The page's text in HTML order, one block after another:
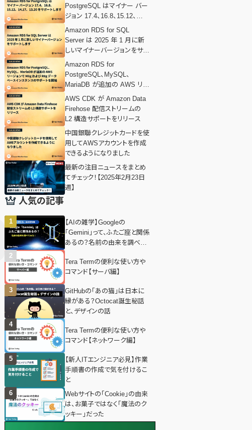
PostgreSQL はマイナー バー
ジョン 17.4、16.8、15.12、
14.17、13.20 をサポートしま
す
Amazon RDS for SQL
Server は 2025 年 1 月に新
しいマイナーバージョンをサポ
ートします
Amazon RDS for
PostgreSQL、MySQL、
MariaDB が追加の AWS リー
ジョンで M8g および R8g デ
ータベースインスタンスのサ
ポートを開始
AWS CDK が Amazon Data
Firehose 配信ストリームの
L2 構造サポートをリリース
中国銀聯クレジットカードを使
用してAWSアカウントを作成
できるようになりました
最新の注目ニュースをまとめ
てチェック！【2025年2月23日
週】
人気の記事
【AIの雑学】Googleの
「Gemini」って、ふたご座と関係
あるの？名前の由来を調べて
Tera Termの便利な使い方や
コマンド【サーバ編】
GitHubの「あの猫」は日本に
縁がある？Octocat誕生秘話
と、デザインの話
Tera Termの便利な使い方や
コマンド【ネットワーク編】
【新人ITエンジニア必見】作業
手順書の作成で気を付けるこ
と
Webサイトの「Cookie」の由来
は、お菓子ではなく「魔法のク
ッキー」だった